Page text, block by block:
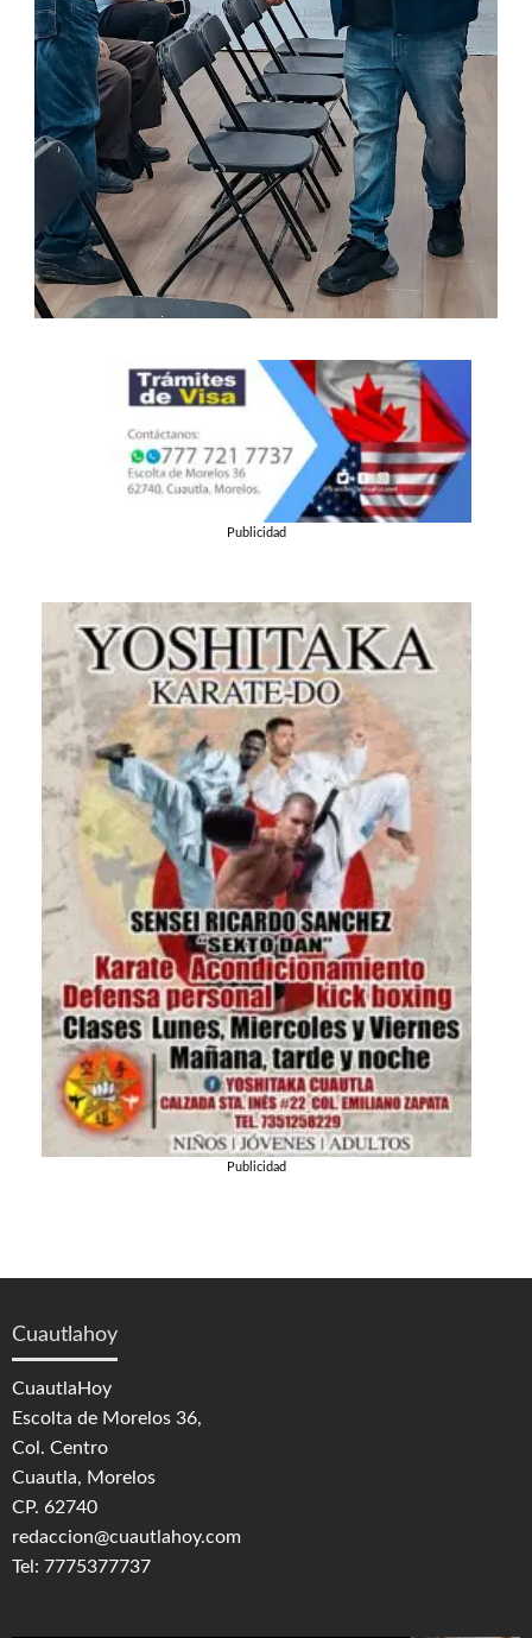
Publicidad
Publicidad
Cuautlahoy
CuautlaHoy
Escolta de Morelos 36,
Col. Centro
Cuautla, Morelos
CP. 62740
redaccion@cuautlahoy.com
Tel: 7775377737